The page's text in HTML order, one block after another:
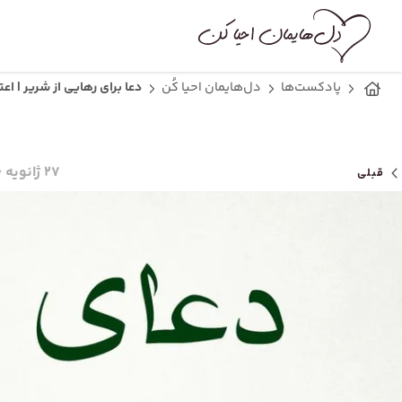
پادکست‌ها دل‌هایمان احیا کُن دعا برای رهایی از شریر |
قبلی ۲۷ ژانویه ۲۰۲۶